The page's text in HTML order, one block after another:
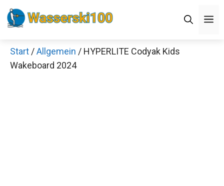
Zum
Inhalt
Start /Allgemein / HYPERLITE Codyak Kids
Wakeboard 2024